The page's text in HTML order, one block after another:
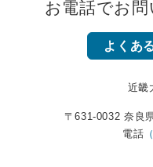
お電話でお問
よくあ
近畿
〒631-0032 奈良
電話